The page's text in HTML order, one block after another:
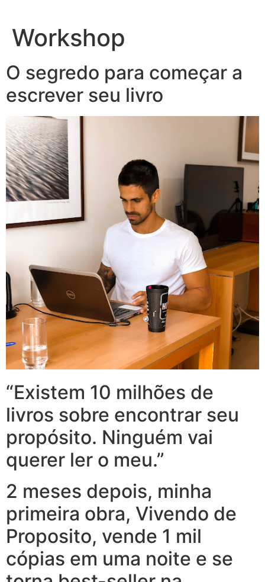
conteúdo
Workshop
O segredo para começar a
escrever seu livro
“Existem 10 milhões de
livros sobre encontrar seu
propósito. Ninguém vai
querer ler o meu.”
2 meses depois, minha
primeira obra, Vivendo de
Proposito, vende 1 mil
cópias em uma noite e se